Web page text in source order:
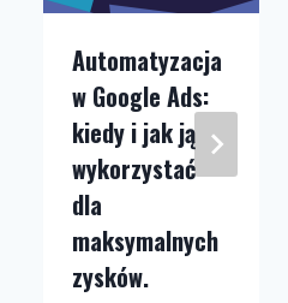
Automatyzacja
w Google Ads:
kiedy i jak ją
wykorzystać
dla
maksymalnych
zysków.